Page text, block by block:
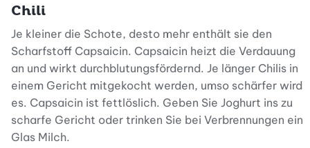
Chili
Je kleiner die Schote, desto mehr enthält sie den
Scharfstoff Capsaicin. Capsaicin heizt die Verdauung
an und wirkt durchblutungsfördernd. Je länger Chilis in
einem Gericht mitgekocht werden, umso schärfer wird
es. Capsaicin ist fettlöslich. Geben Sie Joghurt ins zu
scharfe Gericht oder trinken Sie bei Verbrennungen ein
Glas Milch.